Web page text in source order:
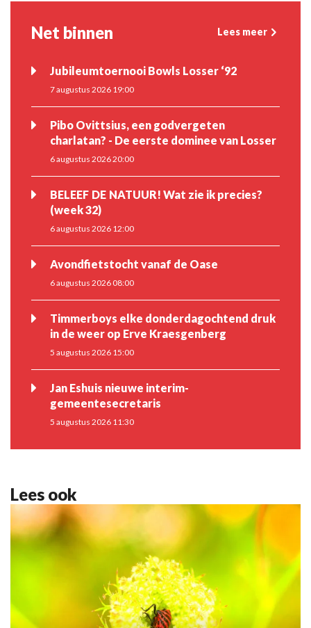
Net binnen Lees meer
Jubileumtoernooi Bowls Losser ‘92
7 augustus 2026 19:00
Pibo Ovittsius, een godvergeten
charlatan? - De eerste dominee van Losser
6 augustus 2026 20:00
BELEEF DE NATUUR! Wat zie ik precies?
(week 32)
6 augustus 2026 12:00
Avondfietstocht vanaf de Oase
6 augustus 2026 08:00
Timmerboys elke donderdagochtend druk
in de weer op Erve Kraesgenberg
5 augustus 2026 15:00
Jan Eshuis nieuwe interim-
gemeentesecretaris
5 augustus 2026 11:30
Lees ook